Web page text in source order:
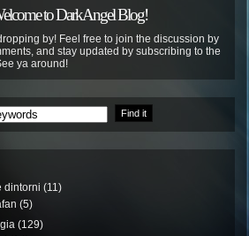
to DarkAngel Blog!
by! Feel free to join the discussion by
and stay updated by subscribing to the
ya around!
dintorni (11)
(5)
(129)